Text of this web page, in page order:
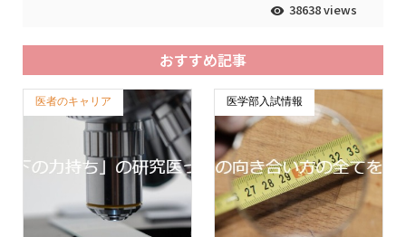
38638 views
おすすめ記事
医者のキャリア 医学部入試情報